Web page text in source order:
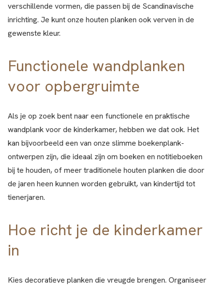
verschillende vormen, die passen bij de Scandinavische
inrichting. Je kunt onze houten planken ook verven in de
gewenste kleur.
Functionele wandplanken
voor opbergruimte
Als je op zoek bent naar een functionele en praktische
wandplank voor de kinderkamer, hebben we dat ook. Het
kan bijvoorbeeld een van onze slimme boekenplank-
ontwerpen zijn, die ideaal zijn om boeken en notitieboeken
bij te houden, of meer traditionele houten planken die door
de jaren heen kunnen worden gebruikt, van kindertijd tot
tienerjaren.
Hoe richt je de kinderkamer
in
Kies decoratieve planken die vreugde brengen. Organiseer